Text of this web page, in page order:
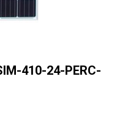
410-24-PERC-